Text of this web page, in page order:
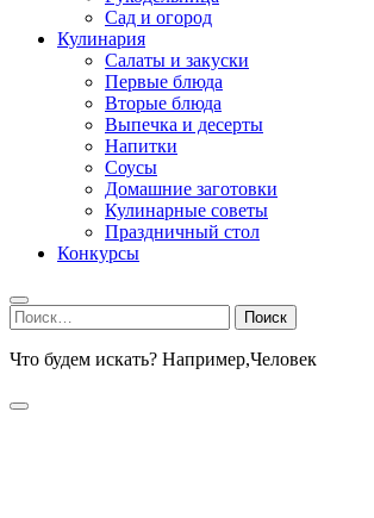
Сад и огород
Кулинария
Салаты и закуски
Первые блюда
Вторые блюда
Выпечка и десерты
Напитки
Соусы
Домашние заготовки
Кулинарные советы
Праздничный стол
Конкурсы
Найти:
Что будем искать? Например,Человек